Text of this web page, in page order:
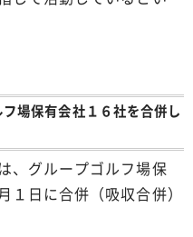
場保有会社１６社を合併し
、グループゴルフ場保
日に合併（吸収合併）